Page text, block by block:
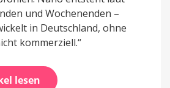
und Wochenenden –
in Deutschland, ohne
kommerziell.“
lesen